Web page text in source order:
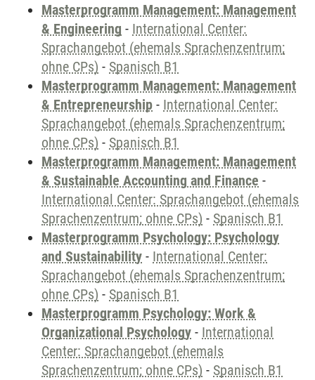
Masterprogramm Management: Management
& Engineering - International Center:
Sprachangebot (ehemals Sprachenzentrum;
ohne CPs) - Spanisch B1
Masterprogramm Management: Management
& Entrepreneurship - International Center:
Sprachangebot (ehemals Sprachenzentrum;
ohne CPs) - Spanisch B1
Masterprogramm Management: Management
& Sustainable Accounting and Finance -
International Center: Sprachangebot (ehemals
Sprachenzentrum; ohne CPs) - Spanisch B1
Masterprogramm Psychology: Psychology
and Sustainability - International Center:
Sprachangebot (ehemals Sprachenzentrum;
ohne CPs) - Spanisch B1
Masterprogramm Psychology: Work &
Organizational Psychology - International
Center: Sprachangebot (ehemals
Sprachenzentrum; ohne CPs) - Spanisch B1